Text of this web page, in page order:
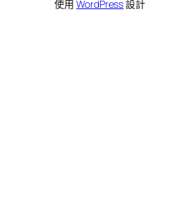
使用WordPress設計